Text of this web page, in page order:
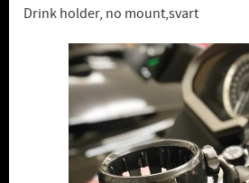
Drink holder, no mount,svart